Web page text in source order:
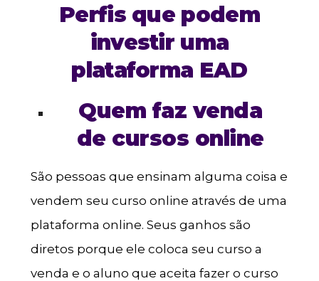
Perfis que podem
investir uma
plataforma EAD
Quem faz venda
de cursos online
São pessoas que ensinam alguma coisa e
vendem seu curso online através de uma
plataforma online. Seus ganhos são
diretos porque ele coloca seu curso a
venda e o aluno que aceita fazer o curso